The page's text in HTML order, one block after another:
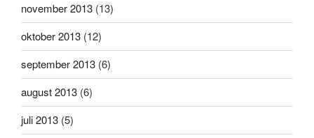
november 2013 (13)
oktober 2013 (12)
september 2013 (6)
august 2013 (6)
juli 2013 (5)